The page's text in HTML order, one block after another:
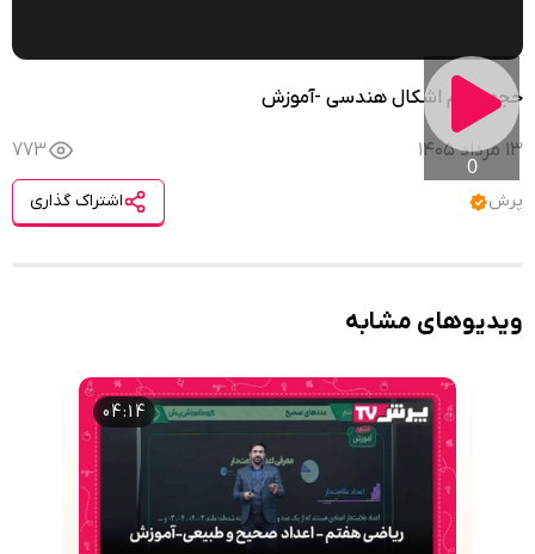
0
حجم تمام اشکال هندسی -آموزش
۱۳ مرداد ۱۴۰۵ 773
پرش اشتراک گذاری
ویدیوهای مشابه
04:14